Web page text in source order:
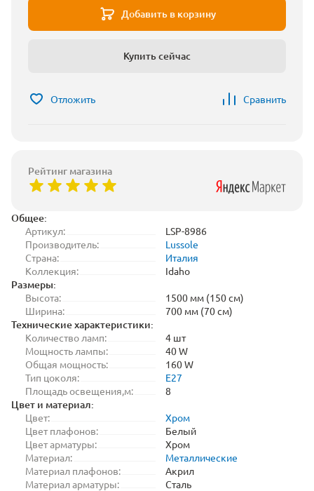
Общее:
Артикул:
LSP-8986
Производитель:
Lussole
Страна:
Италия
Коллекция:
Idaho
Размеры:
Высота:
1500 мм (150 см)
Ширина:
700 мм (70 см)
Технические характеристики:
Количество ламп:
4 шт
Мощность лампы:
40 W
Общая мощность:
160 W
Тип цоколя:
E27
Площадь освещения,м:
8
Цвет и материал:
Цвет:
Хром
Цвет плафонов:
Белый
Цвет арматуры:
Хром
Материал:
Металлические
Материал плафонов:
Акрил
Материал арматуры:
Сталь
Добавить в корзину
Купить сейчас
Отложить Сравнить
Рейтинг магазина